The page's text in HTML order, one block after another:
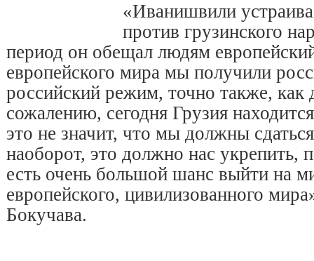
«Иванишвили
против грузинского
период он обещал людям
европейского мира мы получили
российский режим, точно также, как
сожалению, сегодня Грузия
это не значит, что мы должны
наоборот, это должно нас укрепить,
есть очень большой шанс выйти на
европейского, цивилизованного
Бокучава.